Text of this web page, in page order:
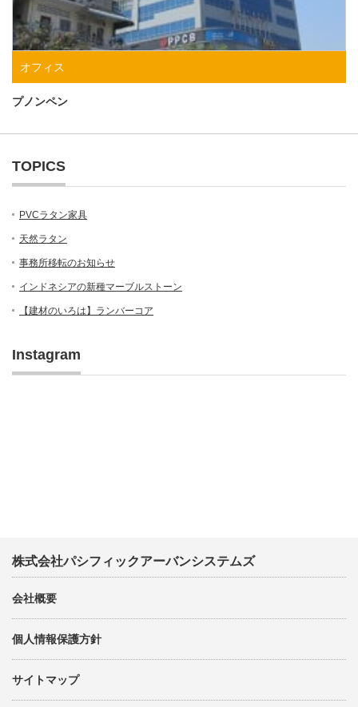
オフィス
プノンペン
TOPICS
PVCラタン家具
天然ラタン
事務所移転のお知らせ
インドネシアの新種マーブルストーン
【建材のいろは】ランバーコア
Instagram
株式会社パシフィックアーバンシステムズ
会社概要
個人情報保護方針
サイトマップ